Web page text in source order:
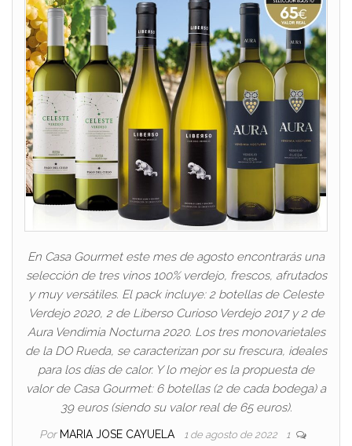
En Casa Gourmet este mes de agosto encontrarás una
selección de tres vinos 100% verdejo, frescos, afrutados
y muy versátiles. El pack incluye: 2 botellas de Celeste
Verdejo 2020, 2 de Liberso Curioso Verdejo 2017 y 2 de
Aura Vendimia Nocturna 2020. Los tres monovarietales
de la DO Rueda, se caracterizan por su frescura, ideales
para los días de calor. Y lo mejor es la propuesta de
valor de Casa Gourmet: 6 botellas (2 de cada bodega) a
39 euros (siendo su valor real de 65 euros).
Por MARIA JOSE CAYUELA 1 de agosto de 2022 1